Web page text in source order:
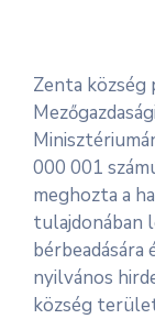
Önkormányzat
Magyar
Zenta község
000 001
meghozta a
tulajdonában
bérbeadására
nyilvános
község